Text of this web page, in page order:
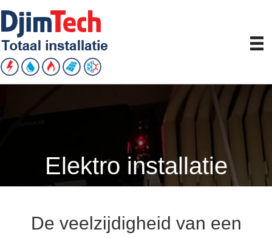
Elektro installatie
De veelzijdigheid van een